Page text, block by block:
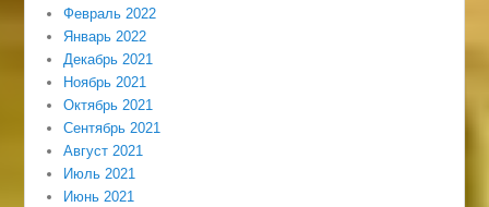
Февраль 2022
Январь 2022
Декабрь 2021
Ноябрь 2021
Октябрь 2021
Сентябрь 2021
Август 2021
Июль 2021
Июнь 2021